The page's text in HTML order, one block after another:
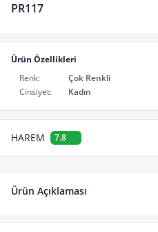
PR117
Ürün Özellikleri
Renk:
Çok Renkli
Cinsiyet:
Kadın
HAREM 7.8
Ürün Açıklaması